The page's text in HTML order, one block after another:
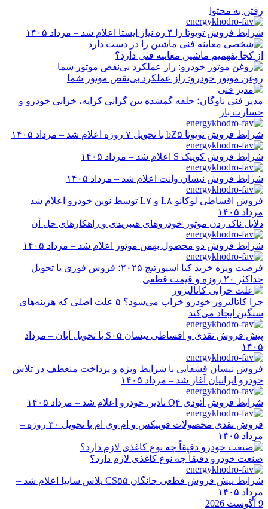
رفتن به محتوا
شرایط فروش تویوتا را ۴ ره نیاز ایستا اعلام شد – مرداد ۱۴۰۵
از کجا بفهمیم ماشین معاینه فنی دارد؟
روغن موتور خودرو: راز عملکرد بی‌نقص موتور شما
مدیر فنی ناوگان؛ حلقه گمشده بین گرانی کرایه، خرابی خودرو و
خسارت بار
شرایط فروش تویوتا bZ۵ با تحویل ۷ روزه اعلام شد – مرداد ۱۴۰۵
شرایط فروش کوییک S اعلام شد – مرداد ۱۴۰۵
شرایط فروش نیسان وانت اعلام شد – مرداد ۱۴۰۵
فروش اقساطی لوکانو L۸ و L۷ توسط نوین خودرو اعلام شد –
مرداد ۱۴۰۵
دلایل ناک زدن موتور خودروهای هیبریدی و راهکارهای حل آن
شرایط فروش دو محصول بهمن موتور اعلام شد – مرداد ۱۴۰۵
فرصت ویژه خرید کیا اسپورتیج ۲۰۲۵؛ فروش فوری با تحویل
حداکثر ۲۰ روزه و قیمت قطعی
چرا کاتالیزور خودرو خراب می‌شود؟ ۵ علت اصلی که هزینه‌های
سنگین ایجاد می‌کند
پیش فروش نقدی و اقساطی تیسان S۰۵ با تحویل آبان – مرداد
۱۴۰۵
فروش نیسان قشقایی با شرایط ویژه و پرداخت منعطف در تلاش
خودرو ایرانیان آغاز شد – مرداد ۱۴۰۵
شرایط فروش آئودی Q۴ نادین خودرو اعلام شد – مرداد ۱۴۰۵
فروش نقدی محصولات فونیکس و ام وی ام با تحویل ۳۰ روزه –
مرداد ۱۴۰۵
صنعت خودرو دقیقاً چه نوع کاغذی لازم دارد؟
شرایط پیش فروش قطعی چانگان CS۵۵ پلاس سایپا اعلام شد –
مرداد ۱۴۰۵
9 آگوست 2026